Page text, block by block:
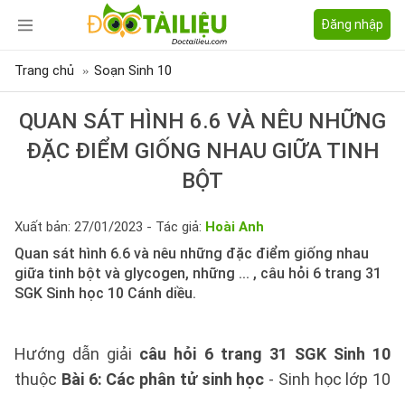
Đăng nhập
Trang chủ Soạn Sinh 10
QUAN SÁT HÌNH 6.6 VÀ NÊU NHỮNG
ĐẶC ĐIỂM GIỐNG NHAU GIỮA TINH
BỘT
Xuất bản: 27/01/2023 - Tác giả: Hoài Anh
Quan sát hình 6.6 và nêu những đặc điểm giống nhau
giữa tinh bột và glycogen, những ... , câu hỏi 6 trang 31
SGK Sinh học 10 Cánh diều.
Hướng dẫn giải câu hỏi 6 trang 31 SGK Sinh 10
thuộc Bài 6: Các phân tử sinh học - Sinh học lớp 10